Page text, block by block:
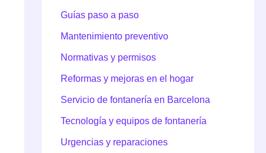
Guías paso a paso
Mantenimiento preventivo
Normativas y permisos
Reformas y mejoras en el hogar
Servicio de fontanería en Barcelona
Tecnología y equipos de fontanería
Urgencias y reparaciones